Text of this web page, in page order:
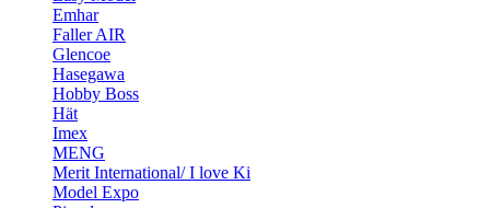
Emhar
Faller AIR
Glencoe
Hasegawa
Hobby Boss
Hät
Imex
MENG
Merit International/ I love Ki
Model Expo